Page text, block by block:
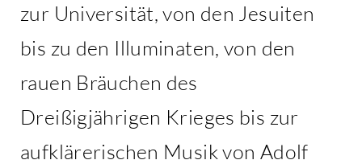
zur Universität, von den Jesuiten
bis zu den Illuminaten, von den
rauen Bräuchen des
Dreißigjährigen Krieges bis zur
aufklärerischen Musik von Adolf